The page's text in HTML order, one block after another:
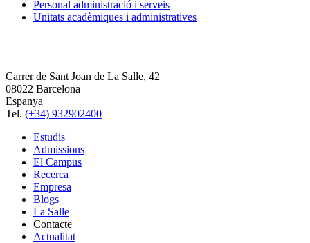
Personal administració i serveis
Unitats acadèmiques i administratives
Carrer de Sant Joan de La Salle, 42
08022 Barcelona
Espanya
Tel. (+34) 932902400
Estudis
Admissions
El Campus
Recerca
Empresa
Blogs
La Salle
Contacte
Actualitat